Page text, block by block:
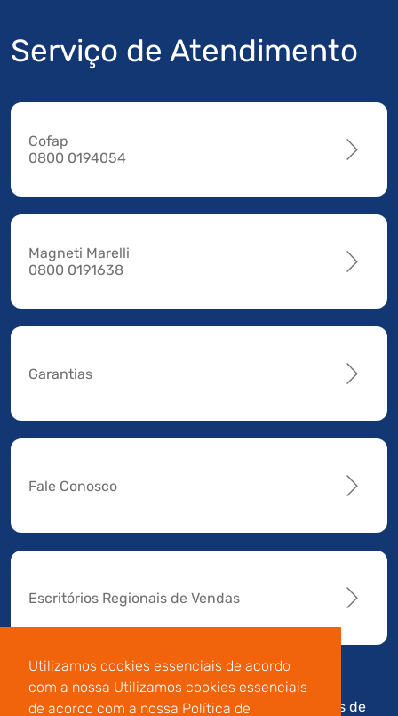
Utilizamos cookies essenciais de acordo
com a nossa Utilizamos cookies essenciais
de acordo com a nossa Política de
Serviço de Atendimento
Cofap
0800 0194054
Magneti Marelli
0800 0191638
Garantias
Fale Conosco
Escritórios Regionais de Vendas
Av. Manoel da Nóbrega,
Termos de
Código de